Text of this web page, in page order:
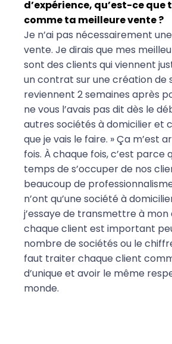
d’expérience, qu’est-ce que
comme ta meilleure vente ?
Je n’ai pas nécessairement
vente. Je dirais que mes
sont des clients qui viennent
un contrat sur une création de
reviennent 2 semaines après
ne vous l’avais pas dit dès le
autres sociétés à domicilier et
que je vais le faire. » Ça m’est
fois. À chaque fois, c’est parce
temps de s’occuper de nos
beaucoup de
n’ont qu’une société à
j’essaye de transmettre à mon
chaque client est important
nombre de sociétés ou le
faut traiter chaque client
d’unique et avoir le même
monde.